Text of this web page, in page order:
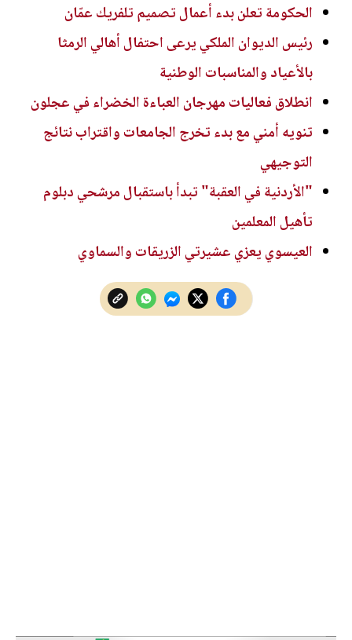
الحكومة تعلن بدء أعمال تصميم تلفريك عمّان
رئيس الديوان الملكي يرعى احتفال أهالي الرمثا
بالأعياد والمناسبات الوطنية
انطلاق فعاليات مهرجان العباءة الخضراء في عجلون
تنويه أمني مع بدء تخرج الجامعات واقتراب نتائج
التوجيهي
"الأردنية في العقبة" تبدأ باستقبال مرشحي دبلوم
تأهيل المعلمين
العيسوي يعزي عشيرتي الزريقات والسماوي